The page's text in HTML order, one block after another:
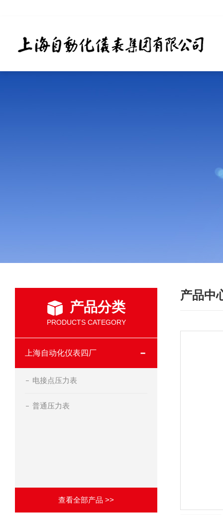
产品分类
PRODUCTS CATEGORY
上海自动化仪表四厂
电接点压力表
普通压力表
查看全部产品 >>
产品中